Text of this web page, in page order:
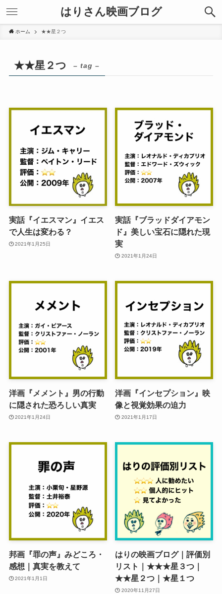
はりさん映画ブログ
ホーム ★★星２つ
★★星２つ – tag –
実話『イエスマン』イエス
で人生は変わる？
2021年1月25日
実話『ブラッドダイアモン
ド』美しい宝石に隠れた現
実
2021年1月24日
洋画『メメント』男の行動
に隠された恐ろしい真実
2021年1月24日
洋画『インセプション』映
像と視覚効果の迫力
2021年1月17日
邦画『罪の声』みどころ・
感想｜真実を教えて
2021年1月1日
はりの映画ブログ｜評価別
リスト｜★★★星３つ｜
★★星２つ｜★星１つ
2020年11月27日